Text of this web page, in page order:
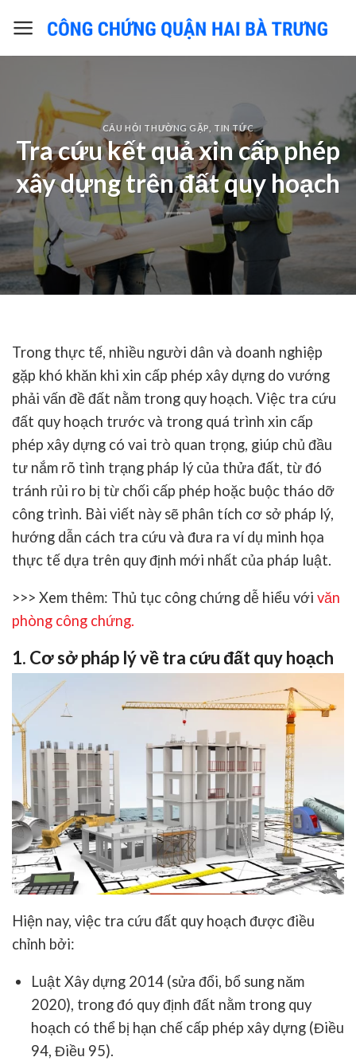
CÂU HỎI THƯỜNG GẶP TIN TỨC
Tra cứu kết quả xin cấp phép
xây dựng trên đất quy hoạch
Trong thực tế, nhiều người dân và doanh nghiệp
gặp khó khăn khi xin cấp phép xây dựng do vướng
phải vấn đề đất nằm trong quy hoạch. Việc tra cứu
đất quy hoạch trước và trong quá trình xin cấp
phép xây dựng có vai trò quan trọng, giúp chủ đầu
tư nắm rõ tình trạng pháp lý của thửa đất, từ đó
tránh rủi ro bị từ chối cấp phép hoặc buộc tháo dỡ
công trình. Bài viết này sẽ phân tích cơ sở pháp lý,
hướng dẫn cách tra cứu và đưa ra ví dụ minh họa
thực tế dựa trên quy định mới nhất của pháp luật.
>>> Xem thêm: Thủ tục công chứng dễ hiểu với văn
phòng công chứng.
1. Cơ sở pháp lý về tra cứu đất quy hoạch
Hiện nay, việc tra cứu đất quy hoạch được điều
chỉnh bởi:
Luật Xây dựng 2014(sửa đổi, bổ sung năm
2020), trong đó quy định đất nằm trong quy
hoạch có thể bị hạn chế cấp phép xây dựng (Điều
94, Điều 95).